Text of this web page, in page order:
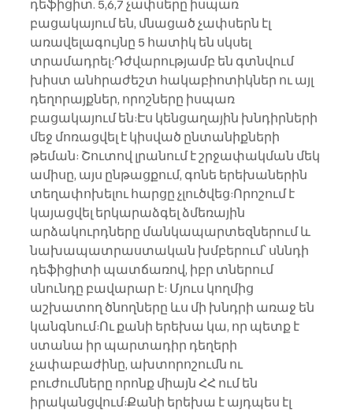
դեֆիցիտ. 5,6,7 չափսերը իսպառ
բացակայում են, մնացած չափսերն էլ
առավելագույնը 5 հատիկ են սկսել
տրամադրել:Դժվարությամբ են գտնվում
խիստ անհրաժեշտ հակաբիոտիկներ ու այլ
դեղորայքներ, որոշները իսպառ
բացակայում են:Էս կենցաղային խնդիրների
մեջ մոռացվել է կիսված ընտանիքների
թեման: Շուտով լրանում է շրջափակման մեկ
ամիսը, այս ընթացքում, գոնե երեխաներին
տեղափոխելու հարցը չլուծվեց:Որոշում է
կայացվել երկարաձգել ձմեռային
արձակուրդները մանկապարտեզներում և
նախապատրաստական խմբերում՝ սննդի
դեֆիցիտի պատճառով, իբր տներում
սնունդը բավարար է: Մյուս կողմից
աշխատող ծնողները ևս մի խնդրի առաջ են
կանգնում:Ու քանի երեխա կա, որ պետք է
ստանա իր պարտադիր դեղերի
չափաբաժինը, ախտորոշումն ու
բուժումները որոնք միայն ՀՀ ում են
իրականցվում:Քանի երեխա է այդպես էլ